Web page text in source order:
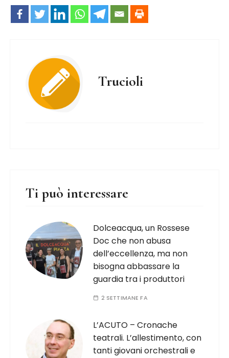
Trucioli
Ti può interessare
Dolceacqua, un Rossese
Doc che non abusa
dell’eccellenza, ma non
bisogna abbassare la
guardia tra i produttori
2 SETTIMANE FA
L’ACUTO – Cronache
teatrali. L’allestimento, con
tanti giovani orchestrali e